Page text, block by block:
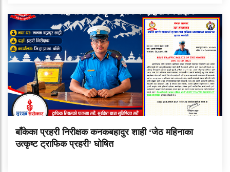
बाँकेका प्रहरी निरीक्षक कनकबहादुर शाही ‘जेठ महिनाका
उत्कृष्ट ट्राफिक प्रहरी’ घोषित